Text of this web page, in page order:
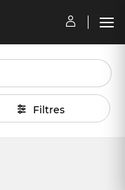
Filtres